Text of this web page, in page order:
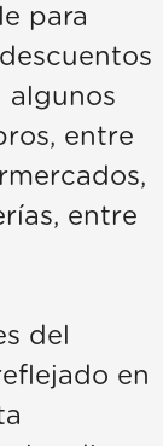
para
algunos
entre
entre
del
en